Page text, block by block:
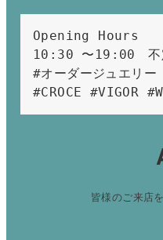
Opening Hours
10:30 〜19:00　不
#オーダージュエリー
#CROCE #VIGOR
皆様のご来店